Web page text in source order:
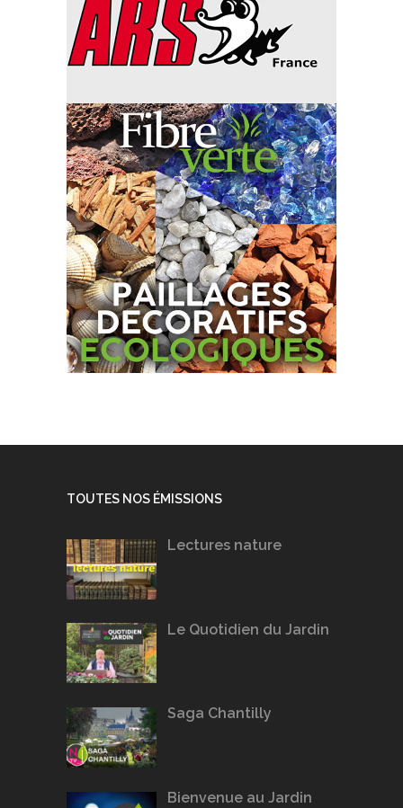
TOUTES NOS ÉMISSIONS
Lectures nature
Le Quotidien du Jardin
Saga Chantilly
Bienvenue au Jardin